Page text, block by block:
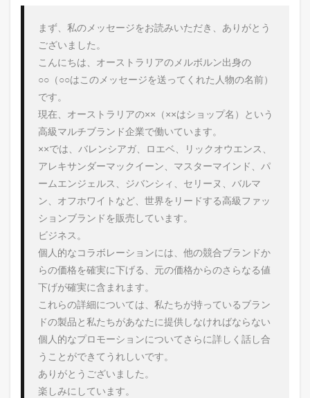
まず、私のメッセージをお読みいただき、ありがとう
ございました。
こんにちは、オーストラリアのメルボルン出身の
○○（○○はこのメッセージを送ってくれた人物の名前）
です。
現在、オーストラリアの××（××はショップ名）という
高級マルチブランド企業で働いています。
××では、バレンシアガ、ロエベ、リックオウエンス、
アレキサンダーマックイーン、マスターマインド、パ
ームエンジェルス、ジバンシィ、セリーヌ、バルマ
ン、オフホワイトなど、世界をリードする高級ファッ
ションブランドを販売しています。
ビジネス。
個人的なコラボレーションには、他の競合ブランドか
らの価格を確実に下げる、元の価格からのさらなる値
下げが確実に含まれます。
これらの詳細については、私たちが持っているブラン
ドの製品と私たちがあなたに提供しなければならない
個人的なプロモーションについてさらに詳しく話し合
うことができてうれしいです。
ありがとうございました。
楽しみにしています。